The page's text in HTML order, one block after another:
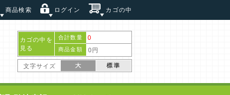
商品検索 ログイン カゴの中
カゴの中を
見る
合計数量 0
商品金額 0円
文字サイズ